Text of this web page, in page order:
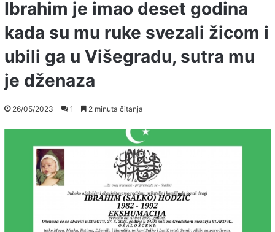
Ibrahim je imao deset godina
kada su mu ruke svezali žicom i
ubili ga u Višegradu, sutra mu
je dženaza
26/05/2023 1 2 minuta čitanja